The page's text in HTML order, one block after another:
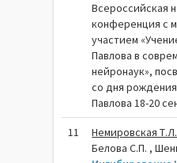
Всероссийская
конференция с
участием
Павлова в
нейронаук»,
со дня
Павлова 18-20
11 Немировская Т.Л.
Белова С.П. ,